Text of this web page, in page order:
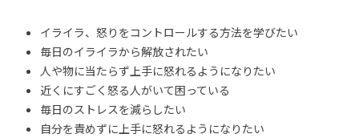
イライラ、怒りをコントロールする方法を学びたい
毎日のイライラから解放されたい
人や物に当たらず上手に怒れるようになりたい
近くにすごく怒る人がいて困っている
毎日のストレスを減らしたい
自分を責めずに上手に怒れるようになりたい